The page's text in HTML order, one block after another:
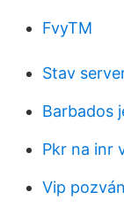
FvyTM
Stav
Barbados
Pkr na inr
Vip